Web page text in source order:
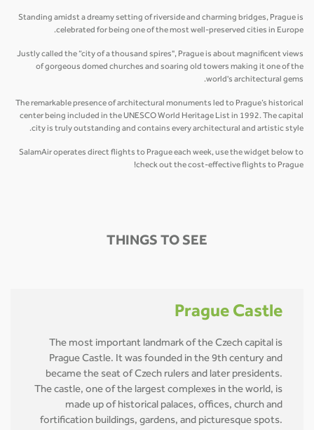
Standing amidst a dreamy setting of riverside and charming bridges, Prague is
celebrated for being one of the most well-preserved cities in Europe.
Justly called the “city of a thousand spires", Prague is about magnificent views
of gorgeous domed churches and soaring old towers making it one of the
world's architectural gems.
The remarkable presence of architectural monuments led to Prague’s historical
center being included in the UNESCO World Heritage List in 1992. The capital
city is truly outstanding and contains every architectural and artistic style.
SalamAir operates direct flights to Prague each week, use the widget below to
check out the cost-effective flights to Prague!
THINGS TO SEE
Prague Castle
The most important landmark of the Czech capital is
Prague Castle. It was founded in the 9th century and
became the seat of Czech rulers and later presidents.
The castle, one of the largest complexes in the world, is
made up of historical palaces, offices, church and
fortification buildings, gardens, and picturesque spots.